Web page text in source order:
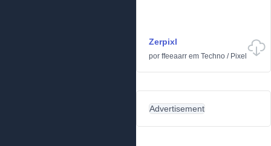
Zerpixl
por ffeeaarr em Techno / Pixel
Advertisement